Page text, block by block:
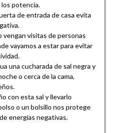
potencia.
de entrada de casa evita
vengan visitas de personas
vayamos a estar para evitar
una cucharada de sal negra y
o cerca de la cama,
con esta sal y llevarlo
o un bolsillo nos protege
energías negativas.